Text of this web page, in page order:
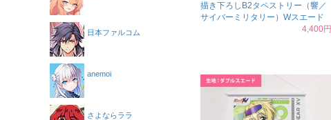
描き下ろしB2タペストリー（響／
サイバーミリタリー）Wスエード
4,400円
日本ファルコム
anemoi
さよならララ